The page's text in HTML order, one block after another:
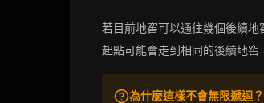
若目前地窖可以通往幾個後續
起點可能會走到相同的後續地窖
為什麼這樣不會無限遞迴？